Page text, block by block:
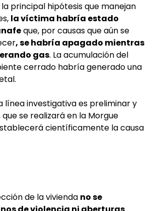
principal hipótesis que manejan
la víctima habría estado
que, por causas que aún se
, se habría apagado mientras
gas. La acumulación del
cerrado habría generado una
línea investigativa es preliminar y
se realizará en la Morgue
científicamente la causa
de la vivienda no se